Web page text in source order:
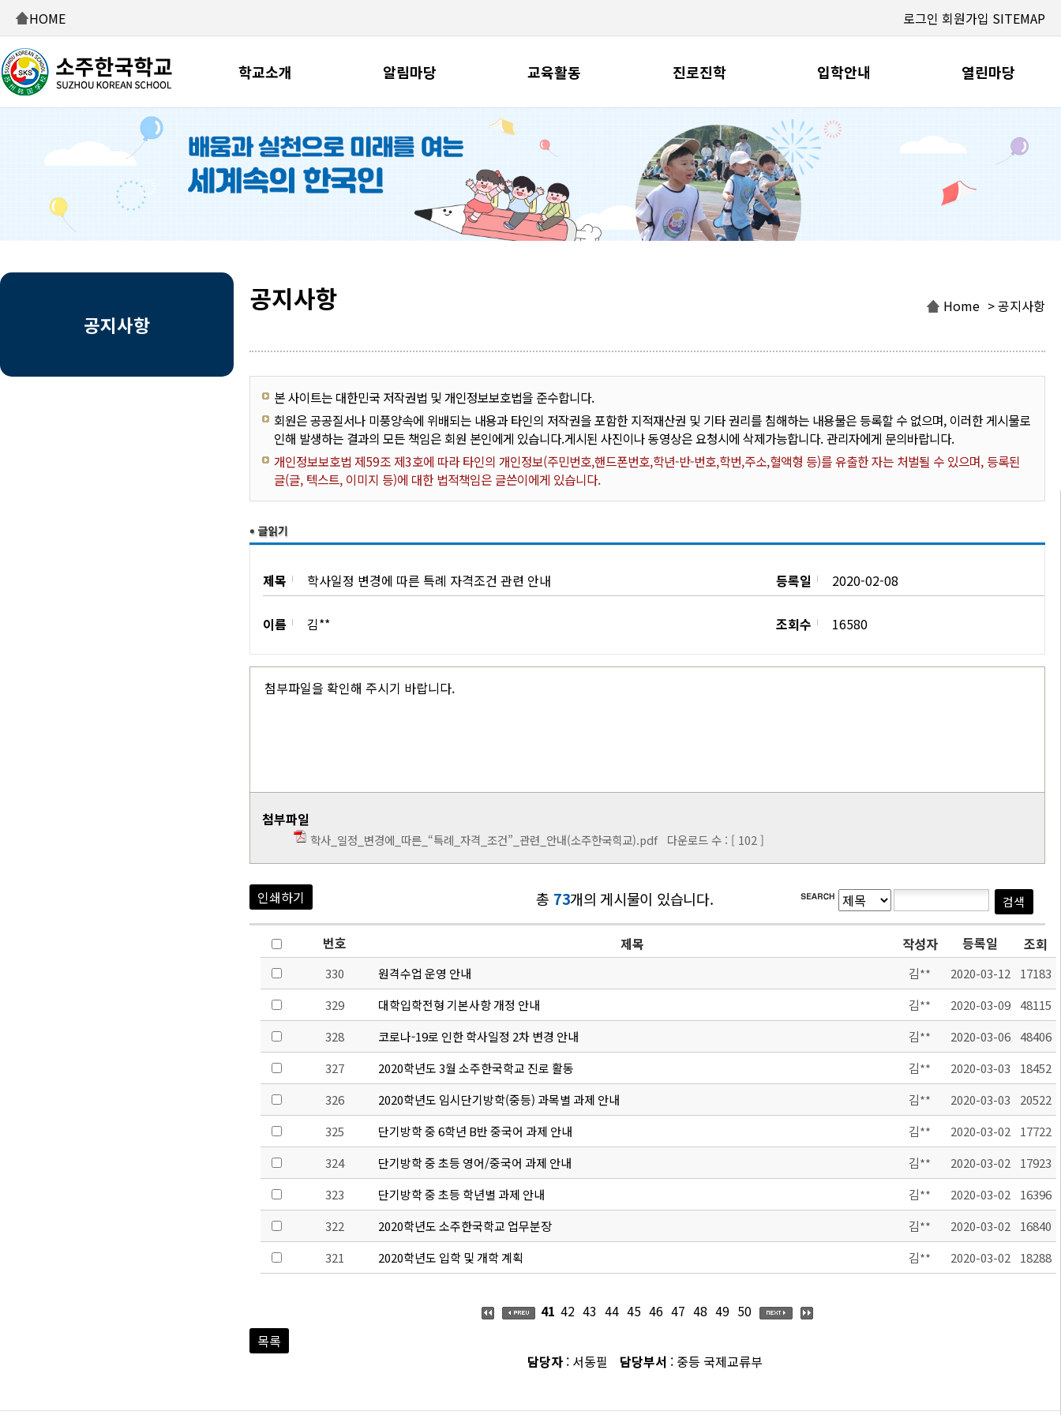
HOME 로그인 회원가입 SITEMAP
학교소개 알림마당 교육활동 진로진학 입학안내 열린마당
공지사항
공지사항 Home > 공지사항
본 사이트는 대한민국 저작권법 및 개인정보보호법을 준수합니다.
회원은 공공질서나 미풍양속에 위배되는 내용과 타인의 저작권을 포함한 지적재산권 및 기타 권리를 침해하는 내용물은 등록할 수 없으며, 이러한 게시물로
인해 발생하는 결과의 모든 책임은 회원 본인에게 있습니다.게시된 사진이나 동영상은 요청시에 삭제가능합니다. 관리자에게 문의바랍니다.
개인정보보호법 제59조 제3호에 따라 타인의 개인정보(주민번호,핸드폰번호,학년-반-번호,학번,주소,혈액형 등)를 유출한 자는 처벌될 수 있으며, 등록된
글(글, 텍스트, 이미지 등)에 대한 법적책임은 글쓴이에게 있습니다.
제목 학사일정 변경에 따른 특례 자격조건 관련 안내 등록일 2020-02-08
이름 김** 조회수 16580
첨부파일을 확인해 주시기 바랍니다.
첨부파일
학사_일정_변경에_따른_“특례_자격_조건”_관련_안내(소주한국힉교).pdf다운로드 수 : [ 102 ]
인쇄하기 총 73개의 게시물이 있습니다.
번호 제목 작성자 등록일 조회
330 원격수업 운영 안내 김** 2020-03-12
17183
329
대학입학전형 기본사항 개정 안내 김** 2020-03-09 48115
328
코로나-19로 인한 학사일정 2차 변경 안내 김** 2020-03-06 48406
327
2020학년도 3월 소주한국학교 진로 활동 김** 2020-03-03
18452
326
2020학년도 임시단기방학(중등) 과목별 과제 안내 김** 2020-03-03
20522
325
단기방학 중 6학년 B반 중국어 과제 안내 김** 2020-03-02
17722
324
단기방학 중 초등 영어/중국어 과제 안내 김** 2020-03-02
17923
323
단기방학 중 초등 학년별 과제 안내 김** 2020-03-02
16396
322
2020학년도 소주한국학교 업무분장 김** 2020-03-02
16840
321
2020학년도 입학 및 개학 계획 김** 2020-03-02 18288
41 42 43 44 45 46 47 48 49 50
목록
담당자 : 서동필 담당부서 : 중등 국제교류부